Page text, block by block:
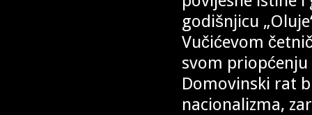
godišnjicu
Vučićevom
svom priopćenju
Domovinski rat
nacionalizma,